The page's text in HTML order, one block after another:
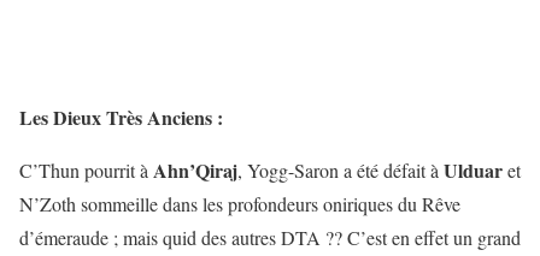
Les Dieux Très Anciens :
C’Thun pourrit àAhn’Qiraj, Yogg-Saron a été défait àUlduaret
N’Zoth sommeille dans les profondeurs oniriques du Rêve
d’émeraude ; mais quid des autres DTA ?? C’est en effet un grand